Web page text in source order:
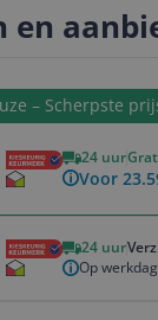
en
– Scherpste
24 uur
Voor
24 uur
Op